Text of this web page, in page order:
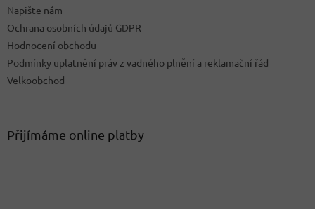
Napište nám
Ochrana osobních údajů GDPR
Hodnocení obchodu
Podmínky uplatnění práv z vadného plnění a reklamační řád
Velkoobchod
Přijímáme online platby